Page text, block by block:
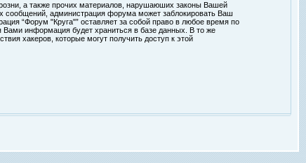
а также прочих материалов, нарушаюших законы Вашей
сообщений, администрация форума может заблокировать Ваш
“Форум "Круга"” оставляет за собой право в любое время по
информация будет храниться в базе данных. В то же
хакеров, которые могут получить доступ к этой